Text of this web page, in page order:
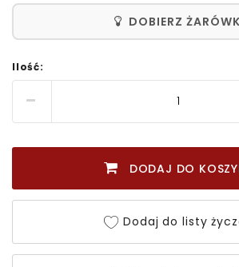
DOBIERZ
Ilość:
DODAJ DO
Dodaj do listy